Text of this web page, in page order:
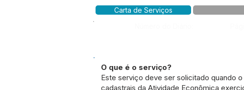
Carta de Serviços
O que é o serviço?
Este serviço deve ser solicitado quando
cadastrais da Atividade Econômica